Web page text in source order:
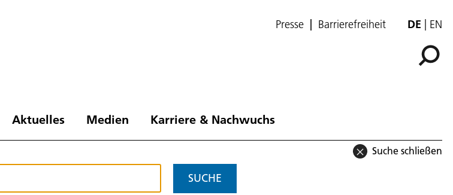
Presse Barrierefreiheit DE EN
Aktuelles Medien Karriere & Nachwuchs
Suche schließen
SUCHE